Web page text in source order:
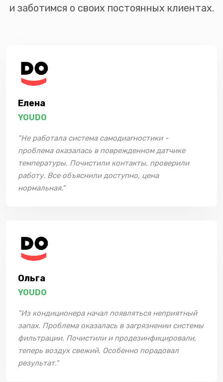
и заботимся о своих постоянных клиентах.
Елена
YOUDO
"Не работала система самодиагностики -
проблема оказалась в поврежденном датчике
температуры. Почистили контакты, проверили
работу. Все объяснили доступно, цена
нормальная."
Ольга
YOUDO
"Из кондиционера начал появляться неприятный
запах. Проблема оказалась в загрязнении системы
фильтрации. Почистили и продезинфицировали,
теперь воздух свежий. Особенно порадовал
результат."